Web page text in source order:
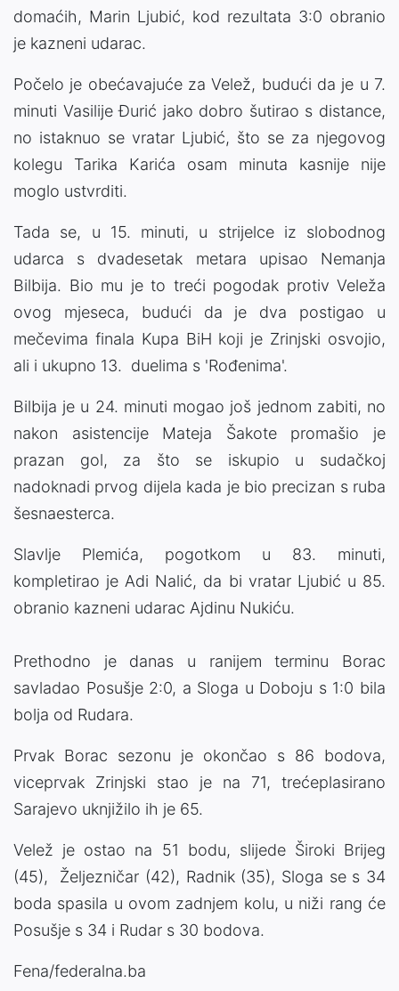
domaćih, Marin Ljubić, kod rezultata 3:0 obranio
je kazneni udarac.
Počelo je obećavajuće za Velež, budući da je u 7.
minuti Vasilije Đurić jako dobro šutirao s distance,
no istaknuo se vratar Ljubić, što se za njegovog
kolegu Tarika Karića osam minuta kasnije nije
moglo ustvrditi.
Tada se, u 15. minuti, u strijelce iz slobodnog
udarca s dvadesetak metara upisao Nemanja
Bilbija. Bio mu je to treći pogodak protiv Veleža
ovog mjeseca, budući da je dva postigao u
mečevima finala Kupa BiH koji je Zrinjski osvojio,
ali i ukupno 13. duelima s 'Rođenima'.
Bilbija je u 24. minuti mogao još jednom zabiti, no
nakon asistencije Mateja Šakote promašio je
prazan gol, za što se iskupio u sudačkoj
nadoknadi prvog dijela kada je bio precizan s ruba
šesnaesterca.
Slavlje Plemića, pogotkom u 83. minuti,
kompletirao je Adi Nalić, da bi vratar Ljubić u 85.
obranio kazneni udarac Ajdinu Nukiću.
Prethodno je danas u ranijem terminu Borac
savladao Posušje 2:0, a Sloga u Doboju s 1:0 bila
bolja od Rudara.
Prvak Borac sezonu je okončao s 86 bodova,
viceprvak Zrinjski stao je na 71, trećeplasirano
Sarajevo uknjižilo ih je 65.
Velež je ostao na 51 bodu, slijede Široki Brijeg
(45), Željezničar (42), Radnik (35), Sloga se s 34
boda spasila u ovom zadnjem kolu, u niži rang će
Posušje s 34 i Rudar s 30 bodova.
Fena/federalna.ba